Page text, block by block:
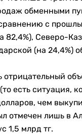
обменными
с
82,4%), Северо-
(на 24,4%)
отрицательный
есть ситуация,
чем
отмечен лишь в
1,5 млрд тг.